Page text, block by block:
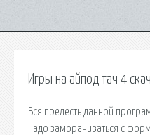
Игры на айпод тач 4
Вся прелесть данной
надо заморачиваться с